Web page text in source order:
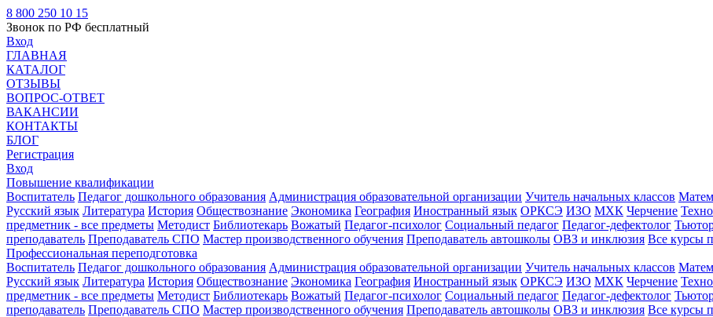
8 800 250 10 15
Звонок по РФ бесплатный
Вход
ГЛАВНАЯ
КАТАЛОГ
ОТЗЫВЫ
ВОПРОС-ОТВЕТ
ВАКАНСИИ
КОНТАКТЫ
БЛОГ
Регистрация
Вход
Повышение квалификации
Воспитатель Педагог дошкольного образования Администрация образовательной организации Учитель начальных классов
Русский язык Литература История Обществознание Экономика География Иностранный язык ОРКСЭ ИЗО МХК Черчение
предметник - все предметы Методист Библиотекарь Вожатый Педагог-психолог Социальный педагог Педагог-дефектолог
преподаватель Преподаватель СПО Мастер производственного обучения Преподаватель автошколы ОВЗ и инклюзия Все курсы
Профессиональная переподготовка
Воспитатель Педагог дошкольного образования Администрация образовательной организации Учитель начальных классов
Русский язык Литература История Обществознание Экономика География Иностранный язык ОРКСЭ ИЗО МХК Черчение
предметник - все предметы Методист Библиотекарь Вожатый Педагог-психолог Социальный педагог Педагог-дефектолог
преподаватель Преподаватель СПО Мастер производственного обучения Преподаватель автошколы ОВЗ и инклюзия Все курсы